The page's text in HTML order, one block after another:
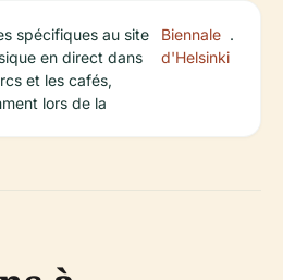
spécifiques au site
en direct dans
et les cafés,
lors de la
Biennale
d'Helsinki
.